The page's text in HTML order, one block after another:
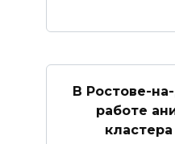
В Ростове-
работе